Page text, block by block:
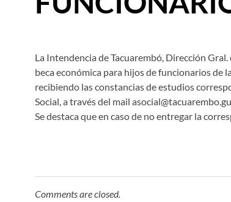
La Intendencia de Tacuarembó, Dirección
beca económica para hijos de funcionarios de
recibiendo las constancias de estudios
Social, a través del mail
Se destaca que en caso de no entregar la
Comments are closed.